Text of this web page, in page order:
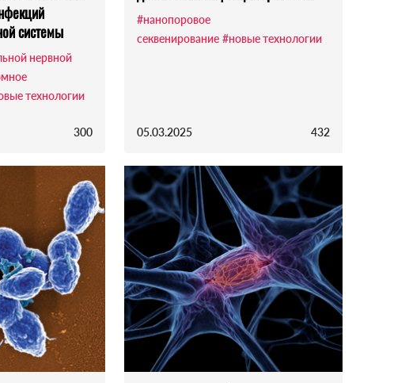
системы
нервной
технологии
300
#нанопоровое
секвенирование #новые технологии
05.03.2025 432